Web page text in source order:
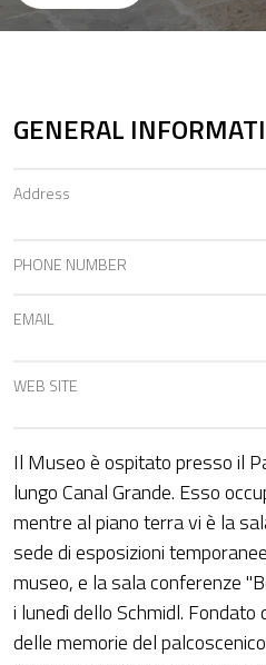
GENERAL
Address
PHONE NUMBER
EMAIL
WEB SITE
Il Museo è ospitato presso il
lungo Canal Grande. Esso
mentre al piano terra vi è la
sede di esposizioni
museo, e la sala conferenze
i lunedì dello Schmidl. Fondato
delle memorie del